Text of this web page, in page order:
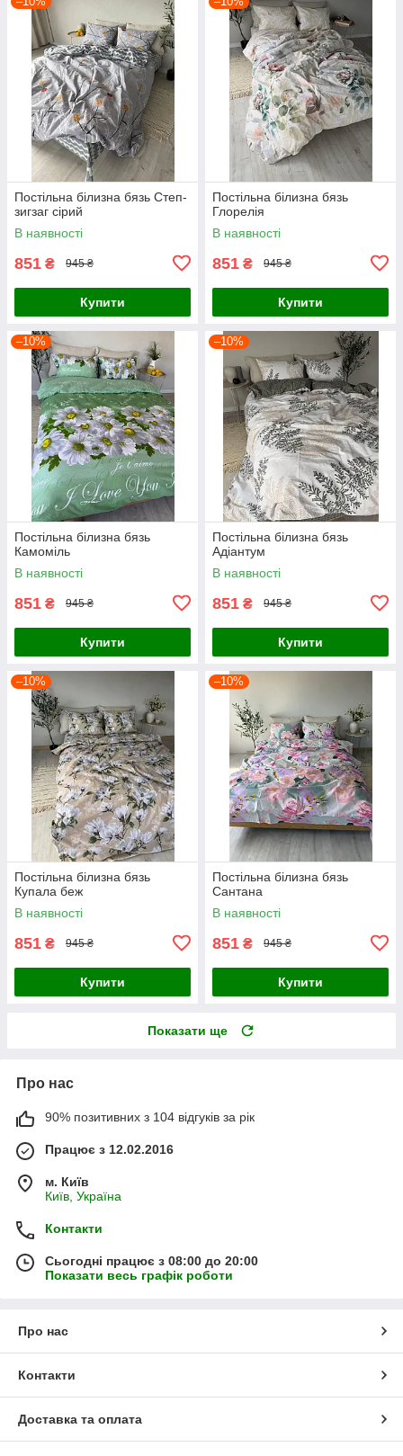
Постільна білизна бязь Степ-
зигзаг сірий
В наявності
851 ₴ 945 ₴
Купити
Постільна білизна бязь
Глорелія
В наявності
851 ₴ 945 ₴
Купити
–10%
Постільна білизна бязь
Камоміль
В наявності
851 ₴ 945 ₴
Купити
–10%
Постільна білизна бязь
Адіантум
В наявності
851 ₴ 945 ₴
Купити
–10%
Постільна білизна бязь
Купала беж
В наявності
851 ₴ 945 ₴
Купити
–10%
Постільна білизна бязь
Сантана
В наявності
851 ₴ 945 ₴
Купити
Показати ще
Про нас
90% позитивних з 104 відгуків за рік
Працює з 12.02.2016
м. Київ
Київ, Україна
Контакти
Сьогодні працює з 08:00 до 20:00
Показати весь графік роботи
Про нас
Контакти
Доставка та оплата